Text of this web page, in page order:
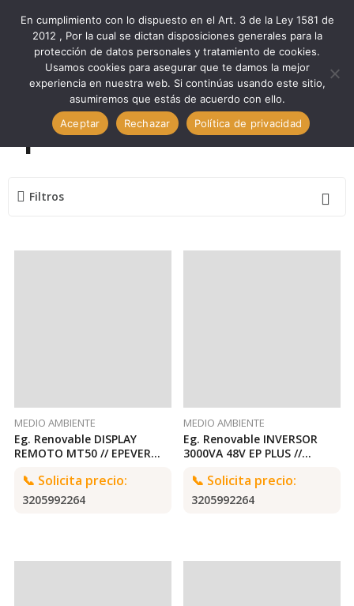
Marcas Epever
Epever
Filtros
MEDIO AMBIENTE
Eg. Renovable DISPLAY
REMOTO MT50 // EPEVER
📞 Solicita precio:
3205992264
MEDIO AMBIENTE
Eg. Renovable INVERSOR
3000VA 48V EP PLUS //
📞 Solicita precio:
3205992264
En cumplimiento con lo dispuesto en el Art. 3 de la Ley 1581 de
2012 , Por la cual se dictan disposiciones generales para la
protección de datos personales y tratamiento de cookies.
Usamos cookies para asegurar que te damos la mejor
experiencia en nuestra web. Si continúas usando este sitio,
asumiremos que estás de acuerdo con ello.
Aceptar
Rechazar Política de privacidad